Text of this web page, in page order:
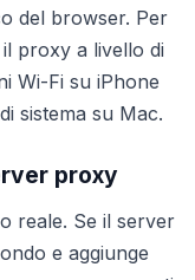
del browser. Per
proxy a livello di
Wi-Fi su iPhone
sistema su Mac.
proxy
reale. Se il server
e aggiunge